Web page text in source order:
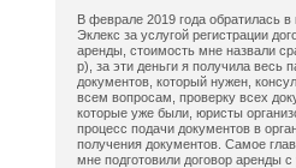
В феврале 2019 года обратилась
Эклекс за услугой регистрации
аренды, стоимость мне назвали
р), за эти деньги я получила весь
документов, который нужен,
всем вопросам, проверку всех
которые уже были, юристы
процесс подачи документов в
получения документов. Самое
мне подготовили договор аренды с